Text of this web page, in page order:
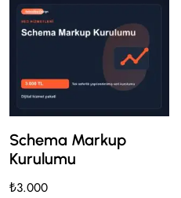
Schema Markup
Kurulumu
₺3.000